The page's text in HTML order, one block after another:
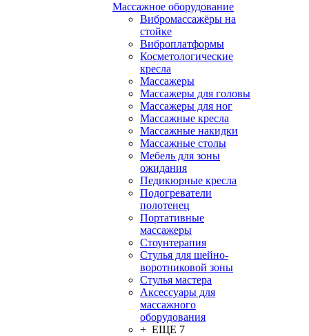
Массажное оборудование
Вибромассажёры на
стойке
Виброплатформы
Косметологические
кресла
Массажеры
Массажеры для головы
Массажеры для ног
Массажные кресла
Массажные накидки
Массажные столы
Мебель для зоны
ожидания
Педикюрные кресла
Подогреватели
полотенец
Портативные
массажеры
Стоунтерапия
Стулья для шейно-
воротниковой зоны
Стулья мастера
Аксессуары для
массажного
оборудования
+ ЕЩЕ 7